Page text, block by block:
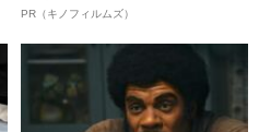
ボ》
PR（キノフィルムズ）